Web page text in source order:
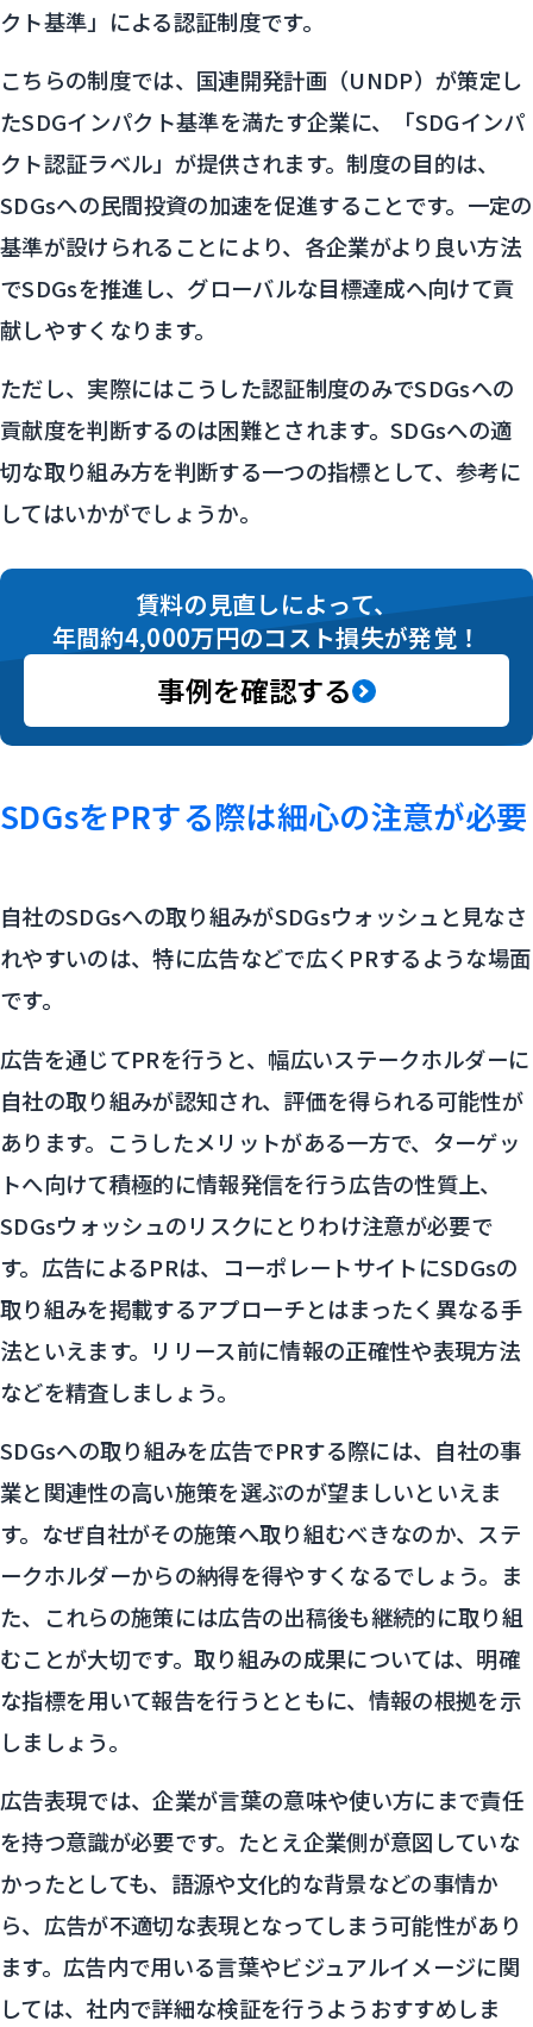
クト基準」による認証制度です。
こちらの制度では、国連開発計画（UNDP）が策定し
たSDGインパクト基準を満たす企業に、「SDGインパ
クト認証ラベル」が提供されます。制度の目的は、
SDGsへの民間投資の加速を促進することです。一定の
基準が設けられることにより、各企業がより良い方法
でSDGsを推進し、グローバルな目標達成へ向けて貢
献しやすくなります。
ただし、実際にはこうした認証制度のみでSDGsへの
貢献度を判断するのは困難とされます。SDGsへの適
切な取り組み方を判断する一つの指標として、参考に
してはいかがでしょうか。
賃料の見直しによって、
年間約4,000万円のコスト損失が発覚！
事例を確認する
SDGsをPRする際は細心の注意が必要
自社のSDGsへの取り組みがSDGsウォッシュと見なさ
れやすいのは、特に広告などで広くPRするような場面
です。
広告を通じてPRを行うと、幅広いステークホルダーに
自社の取り組みが認知され、評価を得られる可能性が
あります。こうしたメリットがある一方で、ターゲッ
トへ向けて積極的に情報発信を行う広告の性質上、
SDGsウォッシュのリスクにとりわけ注意が必要で
す。広告によるPRは、コーポレートサイトにSDGsの
取り組みを掲載するアプローチとはまったく異なる手
法といえます。リリース前に情報の正確性や表現方法
などを精査しましょう。
SDGsへの取り組みを広告でPRする際には、自社の事
業と関連性の高い施策を選ぶのが望ましいといえま
す。なぜ自社がその施策へ取り組むべきなのか、ステ
ークホルダーからの納得を得やすくなるでしょう。ま
た、これらの施策には広告の出稿後も継続的に取り組
むことが大切です。取り組みの成果については、明確
な指標を用いて報告を行うとともに、情報の根拠を示
しましょう。
広告表現では、企業が言葉の意味や使い方にまで責任
を持つ意識が必要です。たとえ企業側が意図していな
かったとしても、語源や文化的な背景などの事情か
ら、広告が不適切な表現となってしまう可能性があり
ます。広告内で用いる言葉やビジュアルイメージに関
しては、社内で詳細な検証を行うようおすすめしま